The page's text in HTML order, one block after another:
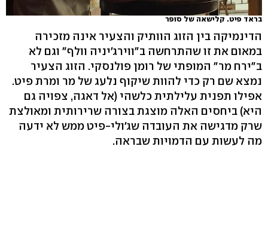
בראד פיט. קלישאה של סופר
הדינמיקה בין הזוג הוותיק והצעיר אינה מזכירה
במאום את זו שהתרחשה ב"ווירג'יניה וולף" וגם לא
ב"ירח מר" המופתי של רומן פולנסקי. הזוג הצעיר
נמצא שם רק כדי להוות שיקוף נלעג של מר ומרת פיט.
אפילו תפנית עלילתית כלשהי (אל דאגה, צפויה גם
היא) ביחסים האלה מוצגת בצורה שרירותית ומאולצת
שרק מדגישה את העובדה שג'ולי-פיט ממש לא ידעה
מה לעשות עם הדמויות שבראה.